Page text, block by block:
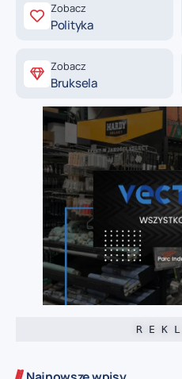
Zobacz
Polityka
Zobacz
Bruksela
R E K